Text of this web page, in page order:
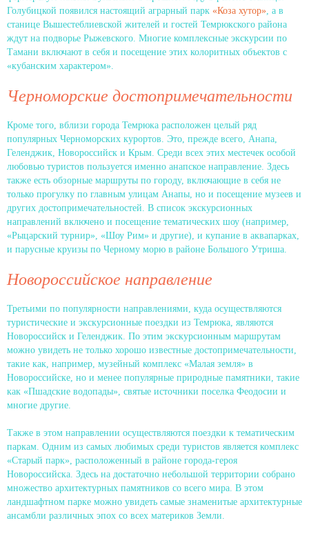
Голубицкой появился настоящий аграрный парк «Коза хутор», а в
станице Вышестеблиевской жителей и гостей Темрюкского района
ждут на подворье Рыжевского. Многие комплексные экскурсии по
Тамани включают в себя и посещение этих колоритных объектов с
«кубанским характером».
Черноморские достопримечательности
Кроме того, вблизи города Темрюка расположен целый ряд
популярных Черноморских курортов. Это, прежде всего, Анапа,
Геленджик, Новороссийск и Крым. Среди всех этих местечек особой
любовью туристов пользуется именно анапское направление. Здесь
также есть обзорные маршруты по городу, включающие в себя не
только прогулку по главным улицам Анапы, но и посещение музеев и
других достопримечательностей. В список экскурсионных
направлений включено и посещение тематических шоу (например,
«Рыцарский турнир», «Шоу Рим» и другие), и купание в аквапарках,
и парусные круизы по Черному морю в районе Большого Утриша.
Новороссийское направление
Третьими по популярности направлениями, куда осуществляются
туристические и экскурсионные поездки из Темрюка, являются
Новороссийск и Геленджик. По этим экскурсионным маршрутам
можно увидеть не только хорошо известные достопримечательности,
такие как, например, музейный комплекс «Малая земля» в
Новороссийске, но и менее популярные природные памятники, такие
как «Пшадские водопады», святые источники поселка Феодосии и
многие другие.
Также в этом направлении осуществляются поездки к тематическим
паркам. Одним из самых любимых среди туристов является комплекс
«Старый парк», расположенный в районе города-героя
Новороссийска. Здесь на достаточно небольшой территории собрано
множество архитектурных памятников со всего мира. В этом
ландшафтном парке можно увидеть самые знаменитые архитектурные
ансамбли различных эпох со всех материков Земли.